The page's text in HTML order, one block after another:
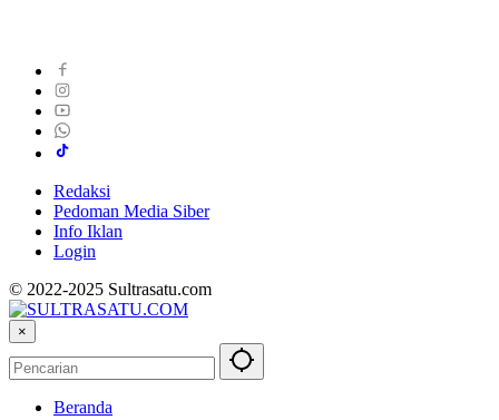
Redaksi
Pedoman Media Siber
Info Iklan
Login
© 2022-2025 Sultrasatu.com
×
Beranda